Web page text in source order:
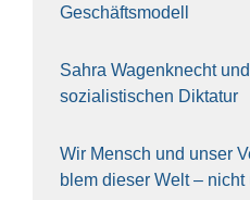
Geschäfts­mo­dell
Sahra Wagen­knecht
sozia­lis­ti­schen Dik­ta­tur
Wir Mensch und unser
blem die­ser Welt –